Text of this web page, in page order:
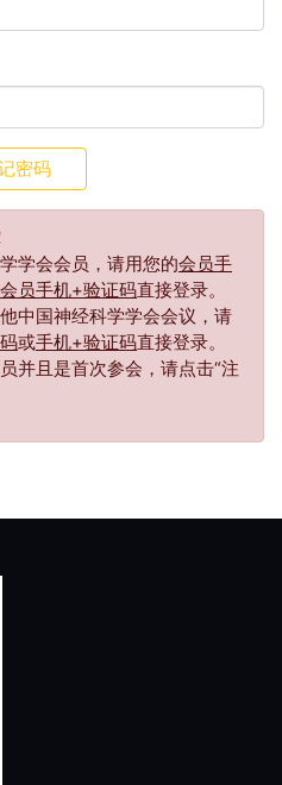
密码
学会会员，请用您的会员手
会员手机+验证码直接登录。
中国神经科学学会会议，请
或手机+验证码直接登录。
并且是首次参会，请点击“注